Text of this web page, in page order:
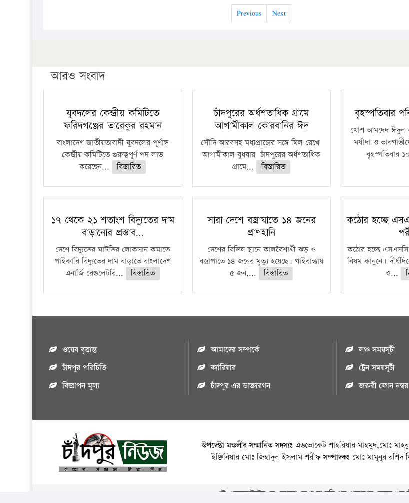
Previous Next
আরও সংবাদ
যুবদলের কেন্দ্রীয় কমিটিতে
ফরিদগঞ্জের তারেকুর রহমান
বাংলাদেশ জাতীয়তাবাদী যুবদলের পূর্ণাঙ্গ
কেন্দ্রীয় কমিটিতে গুরুত্বপূর্ণ পদ লাভ
করেছেন...
বিস্তারিত
চাঁদপুরের অর্ধশতাধিক গ্রামে
আগামীকাল কোরবানির ঈদ
সৌদি আরবসহ মধ্যপ্রাচ্যের সঙ্গে মিল রেখে
আগামীকাল বুধবার চাঁদপুরের অর্ধশতাধিক
গ্রামে...
বিস্তারিত
বৃহস্পতিবার
খোশ আমদেদ ঈদুল
মর্যাদা ও
বৃহস্পতিবার
১৭ থেকে ২১ শতাংশ বিদ্যুতের দাম
বাড়ানোর প্রস্তাব…
দেশে বিদ্যুতের ঘাটতির লোকসান কমাতে
পাইকারি বিদ্যুতের দাম বাড়াতে বাংলাদেশ
এনার্জি রেগুলেটরি...
বিস্তারিত
সারা দেশে বজ্রাঘাতে ১৪ জনের
প্রাণহানি
দেশের বিভিন্ন স্থানে কালবৈশাখী ঝড় ও
বজ্রাপাতে ১৪ জনের মৃত্যু হয়েছে। গাইবান্ধায়
৫ জন,...
বিস্তারিত
কঠোর হচ্ছে
কঠোর হচ্ছে
নিয়ম কানুনে।
ও...
ওয়েব বৃত্তান্ত
চাঁদপুর পরিচিতি
বিজ্ঞাপন মুল্য
আমাদের সম্পর্কে
ক্যারিয়ার
চাঁদপুর এর ডাক্তারগন
লঞ্চ সময়সূচী
ট্রেন সময়সূচী
জরুরী ফোন নম্বর
উপদেষ্টা মন্ডলীর সম্মানিত সদস্যঃ এডভোকেট শাহরিয়ার মাহমুদ,মোঃ
ইঞ্জিনিয়ার মোঃ জিহাদুল ইসলাম শরীফসম্পাদকঃ মোঃ মামুনুর রশিদ
এই ওয়েবসাইটের যে কোনো লেখা বা ছবি পুনঃপ্রকাশের ক্ষেত্রে ঋন